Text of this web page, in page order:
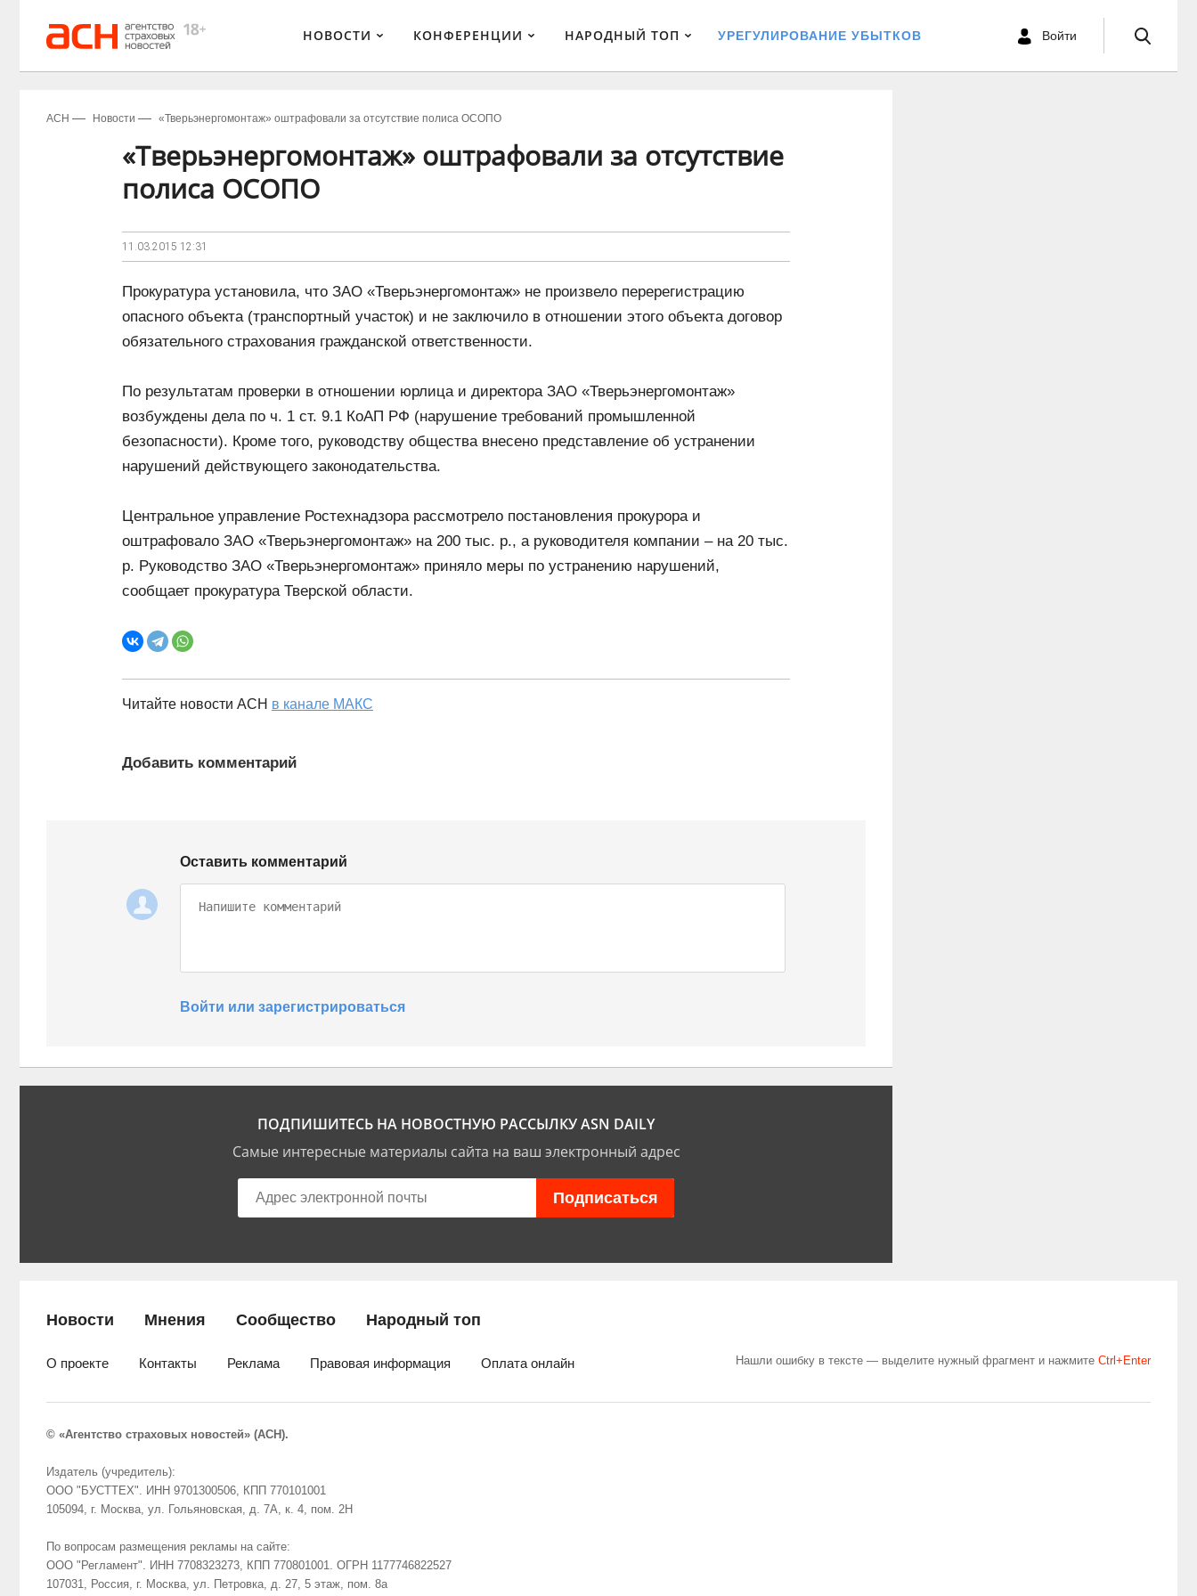
НОВОСТИ КОНФЕРЕНЦИИ НАРОДНЫЙ ТОП УРЕГУЛИРОВАНИЕ УБЫТКОВ Войти
АСН Новости «Тверьэнергомонтаж» оштрафовали за отсутствие полиса ОСОПО
«Тверьэнергомонтаж» оштрафовали за отсутствие
полиса ОСОПО
11.03.2015 12:31
Прокуратура установила, что ЗАО «Тверьэнергомонтаж» не произвело перерегистрацию
опасного объекта (транспортный участок) и не заключило в отношении этого объекта договор
обязательного страхования гражданской ответственности.
По результатам проверки в отношении юрлица и директора ЗАО «Тверьэнергомонтаж»
возбуждены дела по ч. 1 ст. 9.1 КоАП РФ (нарушение требований промышленной
безопасности). Кроме того, руководству общества внесено представление об устранении
нарушений действующего законодательства.
Центральное управление Ростехнадзора рассмотрело постановления прокурора и
оштрафовало ЗАО «Тверьэнергомонтаж» на 200 тыс. р., а руководителя компании ‒ на 20 тыс.
р. Руководство ЗАО «Тверьэнергомонтаж» приняло меры по устранению нарушений,
сообщает прокуратура Тверской области.
Читайте новости АСН в канале МАКС
Добавить комментарий
Оставить комментарий
Войти или зарегистрироваться
ПОДПИШИТЕСЬ НА НОВОСТНУЮ РАССЫЛКУ ASN DAILY
Самые интересные материалы сайта на ваш электронный адрес
Новости Мнения Сообщество Народный топ
О проекте Контакты Реклама Правовая информация Оплата онлайн Нашли ошибку в тексте — выделите нужный фрагмент и нажмите Сtrl+Enter
© «Агентство страховых новостей» (АСН).
Издатель (учредитель):
ООО "БУСТТЕХ". ИНН 9701300506, КПП 770101001
105094, г. Москва, ул. Гольяновская, д. 7А, к. 4, пом. 2Н
По вопросам размещения рекламы на сайте:
ООО "Регламент". ИНН 7708323273, КПП 770801001. ОГРН 1177746822527
107031, Россия, г. Москва, ул. Петровка, д. 27, 5 этаж, пом. 8а